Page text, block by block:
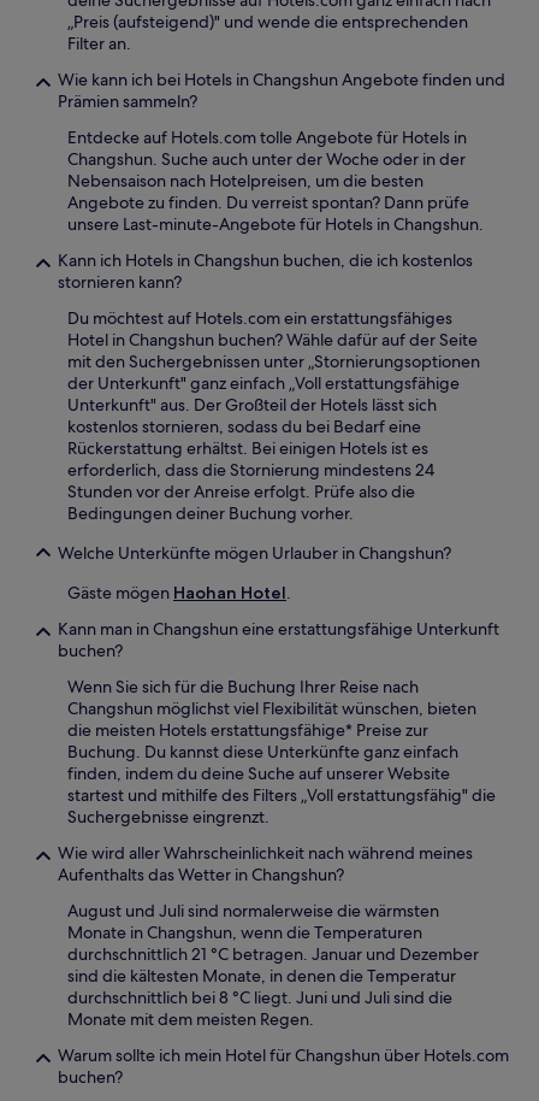
„Preis (aufsteigend)" und wende die entsprechenden
Filter an.
Wie kann ich bei Hotels in Changshun Angebote finden und
Prämien sammeln?
Entdecke auf Hotels.com tolle Angebote für Hotels in
Changshun. Suche auch unter der Woche oder in der
Nebensaison nach Hotelpreisen, um die besten
Angebote zu finden. Du verreist spontan? Dann prüfe
unsere Last-minute-Angebote für Hotels in Changshun.
Kann ich Hotels in Changshun buchen, die ich kostenlos
stornieren kann?
Du möchtest auf Hotels.com ein erstattungsfähiges
Hotel in Changshun buchen? Wähle dafür auf der Seite
mit den Suchergebnissen unter „Stornierungsoptionen
der Unterkunft" ganz einfach „Voll erstattungsfähige
Unterkunft" aus. Der Großteil der Hotels lässt sich
kostenlos stornieren, sodass du bei Bedarf eine
Rückerstattung erhältst. Bei einigen Hotels ist es
erforderlich, dass die Stornierung mindestens 24
Stunden vor der Anreise erfolgt. Prüfe also die
Bedingungen deiner Buchung vorher.
Welche Unterkünfte mögen Urlauber in Changshun?
Gäste mögen Haohan Hotel.
Kann man in Changshun eine erstattungsfähige Unterkunft
buchen?
Wenn Sie sich für die Buchung Ihrer Reise nach
Changshun möglichst viel Flexibilität wünschen, bieten
die meisten Hotels erstattungsfähige* Preise zur
Buchung. Du kannst diese Unterkünfte ganz einfach
finden, indem du deine Suche auf unserer Website
startest und mithilfe des Filters „Voll erstattungsfähig" die
Suchergebnisse eingrenzt.
Wie wird aller Wahrscheinlichkeit nach während meines
Aufenthalts das Wetter in Changshun?
August und Juli sind normalerweise die wärmsten
Monate in Changshun, wenn die Temperaturen
durchschnittlich 21 °C betragen. Januar und Dezember
sind die kältesten Monate, in denen die Temperatur
durchschnittlich bei 8 °C liegt. Juni und Juli sind die
Monate mit dem meisten Regen.
Warum sollte ich mein Hotel für Changshun über Hotels.com
buchen?